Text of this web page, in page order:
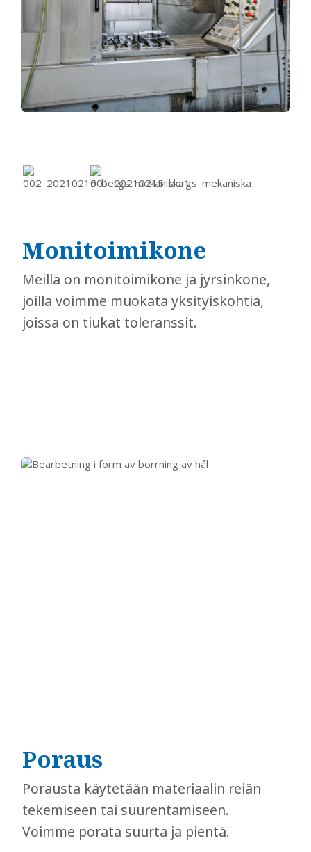
Monitoimikone
​​​​​​​Meillä on monitoimikone ja jyrsinkone,
joilla voimme muokata yksityiskohtia,
joissa on tiukat toleranssit.
Poraus
​​​​​​​Porausta käytetään materiaalin reiän
tekemiseen tai suurentamiseen.
Voimme porata suurta ja pientä.